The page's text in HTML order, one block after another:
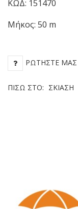
ΚΩΔ: 151470
Μήκος: 50 m
ΡΩΤΉΣΤΕ ΜΑΣ
ΠΊΣΩ ΣΤΟ: ΣΚΊΑΣΗ